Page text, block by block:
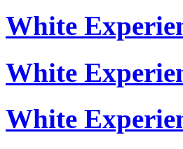
White
White
White